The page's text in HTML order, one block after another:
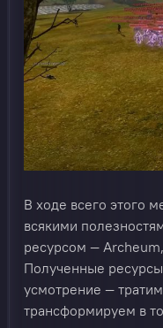
В ходе всего этого
всякими
ресурсом —
Полученные
усмотрение —
трансформируем в